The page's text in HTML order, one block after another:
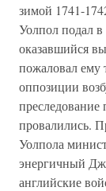
зимой 1741-
Уолпол подал в
оказавшийся
пожаловал ему
оппозиции
преследование
провалились.
Уолпола
энергичный
английские